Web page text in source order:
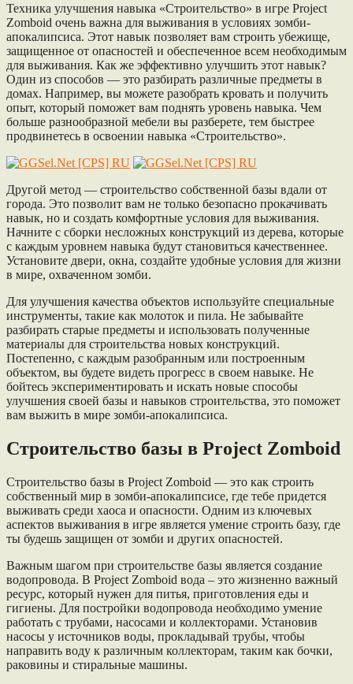
Техника улучшения навыка «Строительство» в игре Project
Zomboid очень важна для выживания в условиях зомби-
апокалипсиса. Этот навык позволяет вам строить убежище,
защищенное от опасностей и обеспеченное всем необходимым
для выживания. Как же эффективно улучшить этот навык?
Один из способов — это разбирать различные предметы в
домах. Например, вы можете разобрать кровать и получить
опыт, который поможет вам поднять уровень навыка. Чем
больше разнообразной мебели вы разберете, тем быстрее
продвинетесь в освоении навыка «Строительство».
Другой метод — строительство собственной базы вдали от
города. Это позволит вам не только безопасно прокачивать
навык, но и создать комфортные условия для выживания.
Начните с сборки несложных конструкций из дерева, которые
с каждым уровнем навыка будут становиться качественнее.
Установите двери, окна, создайте удобные условия для жизни
в мире, охваченном зомби.
Для улучшения качества объектов используйте специальные
инструменты, такие как молоток и пила. Не забывайте
разбирать старые предметы и использовать полученные
материалы для строительства новых конструкций.
Постепенно, с каждым разобранным или построенным
объектом, вы будете видеть прогресс в своем навыке. Не
бойтесь экспериментировать и искать новые способы
улучшения своей базы и навыков строительства, это поможет
вам выжить в мире зомби-апокалипсиса.
Строительство базы в Project Zomboid
Строительство базы в Project Zomboid — это как строить
собственный мир в зомби-апокалипсисе, где тебе придется
выживать среди хаоса и опасности. Одним из ключевых
аспектов выживания в игре является умение строить базу, где
ты будешь защищен от зомби и других опасностей.
Важным шагом при строительстве базы является создание
водопровода. В Project Zomboid вода – это жизненно важный
ресурс, который нужен для питья, приготовления еды и
гигиены. Для постройки водопровода необходимо умение
работать с трубами, насосами и коллекторами. Установив
насосы у источников воды, прокладывай трубы, чтобы
направить воду к различным коллекторам, таким как бочки,
раковины и стиральные машины.